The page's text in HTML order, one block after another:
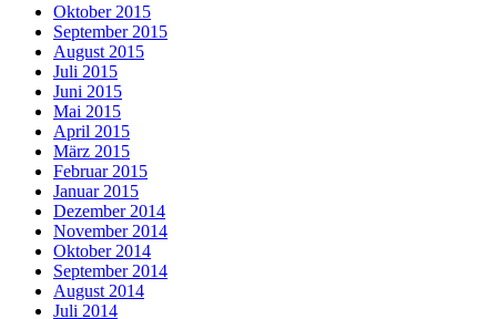
Oktober 2015
September 2015
August 2015
Juli 2015
Juni 2015
Mai 2015
April 2015
März 2015
Februar 2015
Januar 2015
Dezember 2014
November 2014
Oktober 2014
September 2014
August 2014
Juli 2014